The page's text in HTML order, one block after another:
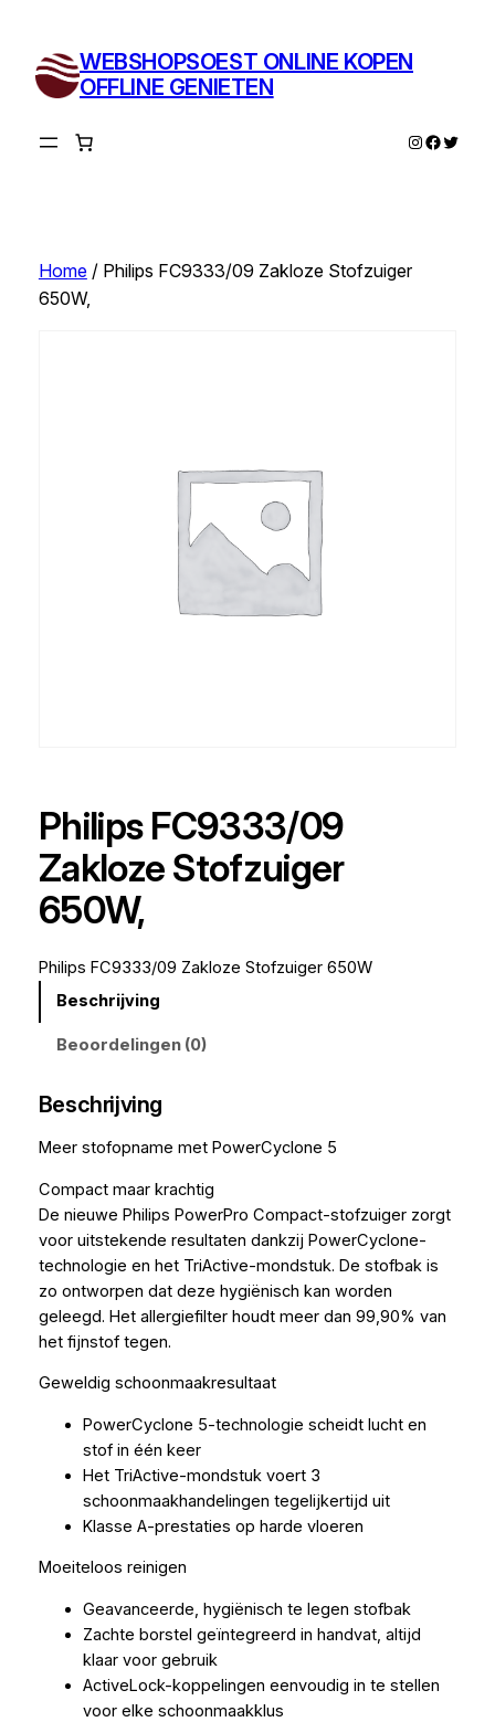
inhoud
WEBSHOPSOEST ONLINE KOPEN
OFFLINE GENIETEN
Instagram
Twitter
Home/ Philips FC9333/09 Zakloze Stofzuiger
650W,
Philips FC9333/09
Zakloze Stofzuiger
650W,
Philips FC9333/09 Zakloze Stofzuiger 650W
Beschrijving
Beoordelingen (0)
Beschrijving
Meer stofopname met PowerCyclone 5
Compact maar krachtig
De nieuwe Philips PowerPro Compact-stofzuiger zorgt
voor uitstekende resultaten dankzij PowerCyclone-
technologie en het TriActive-mondstuk. De stofbak is
zo ontworpen dat deze hygiënisch kan worden
geleegd. Het allergiefilter houdt meer dan 99,90% van
het fijnstof tegen.
Geweldig schoonmaakresultaat
PowerCyclone 5-technologie scheidt lucht en
stof in één keer
Het TriActive-mondstuk voert 3
schoonmaakhandelingen tegelijkertijd uit
Klasse A-prestaties op harde vloeren
Moeiteloos reinigen
Geavanceerde, hygiënisch te legen stofbak
Zachte borstel geïntegreerd in handvat, altijd
klaar voor gebruik
ActiveLock-koppelingen eenvoudig in te stellen
voor elke schoonmaakklus